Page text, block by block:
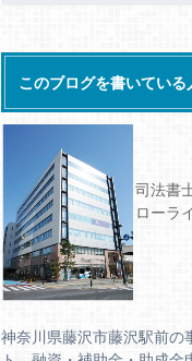
このブログを書いている
司法書
ローラ
神奈川県藤沢市藤沢駅前の